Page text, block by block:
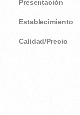
Presentación
Establecimiento
Calidad/Precio